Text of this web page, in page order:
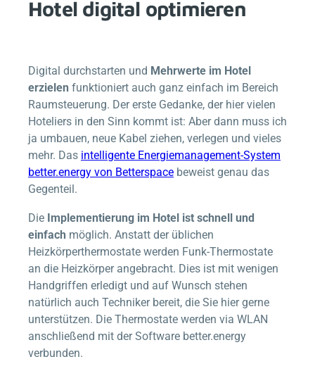
Hotel digital optimieren
Digital durchstarten und Mehrwerte im Hotel
erzielen funktioniert auch ganz einfach im Bereich
Raumsteuerung. Der erste Gedanke, der hier vielen
Hoteliers in den Sinn kommt ist: Aber dann muss ich
ja umbauen, neue Kabel ziehen, verlegen und vieles
mehr. Das intelligente Energiemanagement-System
better.energy von Betterspace beweist genau das
Gegenteil.
Die Implementierung im Hotel ist schnell und
einfach möglich. Anstatt der üblichen
Heizkörperthermostate werden Funk-Thermostate
an die Heizkörper angebracht. Dies ist mit wenigen
Handgriffen erledigt und auf Wunsch stehen
natürlich auch Techniker bereit, die Sie hier gerne
unterstützen. Die Thermostate werden via WLAN
anschließend mit der Software better.energy
verbunden.